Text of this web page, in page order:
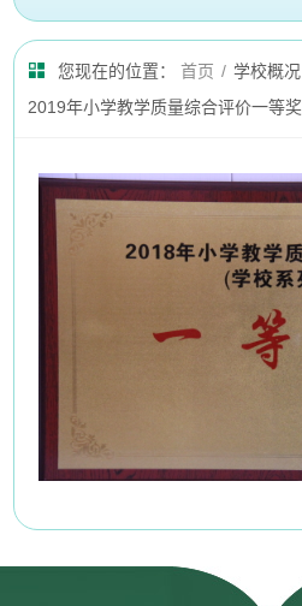
您现在的位置： 首页 / 学校概况
2019年小学教学质量综合评价一等奖